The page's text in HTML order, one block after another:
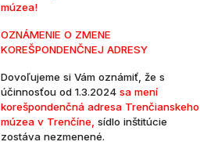
múzea!
OZNÁMENIE O ZMENE
KOREŠPONDENČNEJ ADRESY
Dovoľujeme si Vám oznámiť, že s
účinnosťou od 1.3.2024 sa mení
korešpondenčná adresa Trenčianskeho
múzea v Trenčíne, sídlo inštitúcie
zostáva nezmenené.